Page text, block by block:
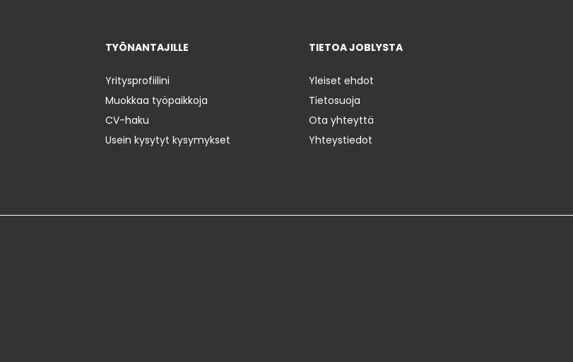
TYÖNANTAJILLE
Yritysprofiilini
Muokkaa työpaikkoja
CV-haku
Usein kysytyt kysymykset
TIETOA JOBLYSTA
Yleiset ehdot
Tietosuoja
Ota yhteyttä
Yhteystiedot